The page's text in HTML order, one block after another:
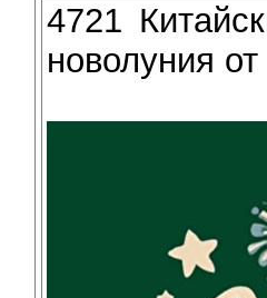
4721
новолуния